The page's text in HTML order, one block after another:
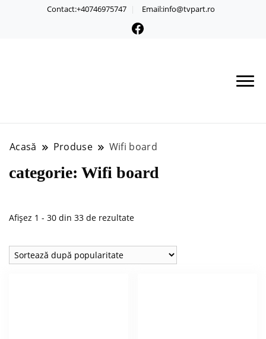
Contact:+40746975747 Email:info@tvpart.ro
Acasă Produse Wifi board
categorie: Wifi board
Afișez 1 - 30 din 33 de rezultateSortat
popularitate